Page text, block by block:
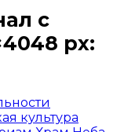
с
px:
культура